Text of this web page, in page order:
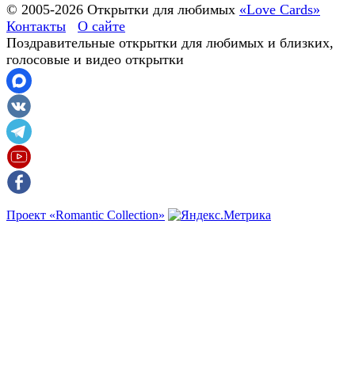
© 2005-2026 Открытки для любимых «Love Cards»
Контакты
О сайте
Поздравительные открытки для любимых и близких,
голосовые и видео открытки
Проект «Romantic Collection»